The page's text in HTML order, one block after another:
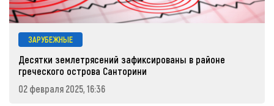
ЗАРУБЕЖНЫЕ
Десятки землетрясений зафиксированы в районе
греческого острова Санторини
02 февраля 2025, 16:36